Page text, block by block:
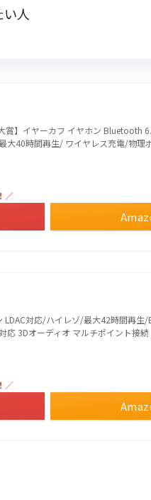
人
大賞】イヤーカフ イヤホン
大40時間再生/ ワイヤレス充電/物
／
LDAC対応/ハイレゾ/最大42時間再
応 3Dオーディオ マルチポイント
／